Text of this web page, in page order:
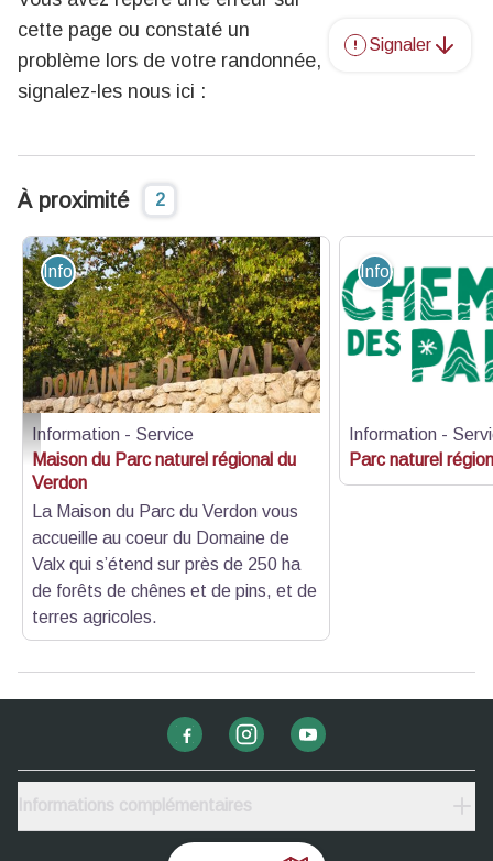
cette page ou constaté un
problème lors de votre randonnée,
signalez-les nous ici :
Signaler
À proximité 2
Domaine de Valx (1) Chemins de la Biodiversité - Paloma Boudou
Information - Service
Information - Service
Maison du Parc naturel régional du
Verdon
La Maison du Parc du Verdon vous
accueille au coeur du Domaine de
Valx qui s’étend sur près de 250 ha
de forêts de chênes et de pins, et de
terres agricoles.
Information -
Information -
Parc naturel
Informations complémentaires